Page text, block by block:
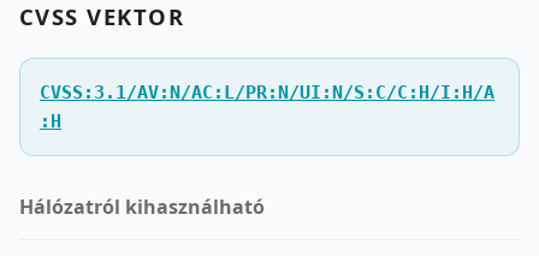
CVSS VEKTOR
CVSS:3.1/AV:N/AC:L/PR:N/UI:N/S:C/C:H/I:H/A
:H
Hálózatról kihasználható